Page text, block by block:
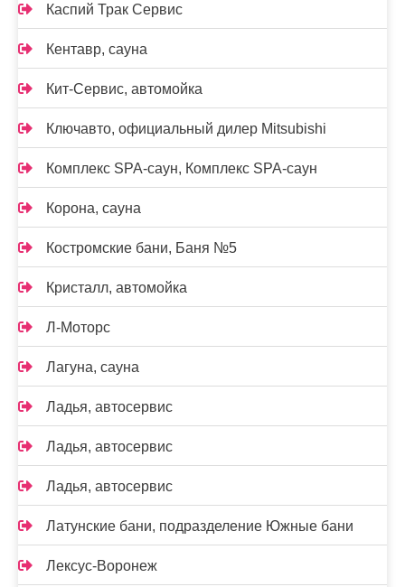
Каспий Трак Сервис
Кентавр, сауна
Кит-Сервис, автомойка
Ключавто, официальный дилер Mitsubishi
Комплекс SPA-саун, Комплекс SPA-саун
Корона, сауна
Костромские бани, Баня №5
Кристалл, автомойка
Л-Моторс
Лагуна, сауна
Ладья, автосервис
Ладья, автосервис
Ладья, автосервис
Латунские бани, подразделение Южные бани
Лексус-Воронеж